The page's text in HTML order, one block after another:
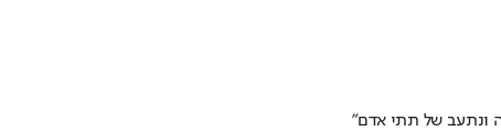
ונתעב של תתי אדם"